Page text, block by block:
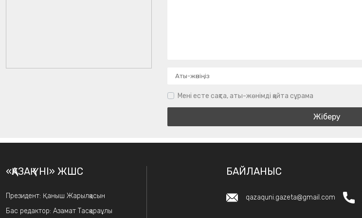
Мені есте сақта, аты-жөнімді қайта сұрама
«ҚАЗАҚ ҮНІ» ЖШС
Президент: Қаныш Жарылқасын
Бас редактор: Азамат Тасқараұлы
БАЙЛАНЫС
qazaquni.gazeta@gmail.com